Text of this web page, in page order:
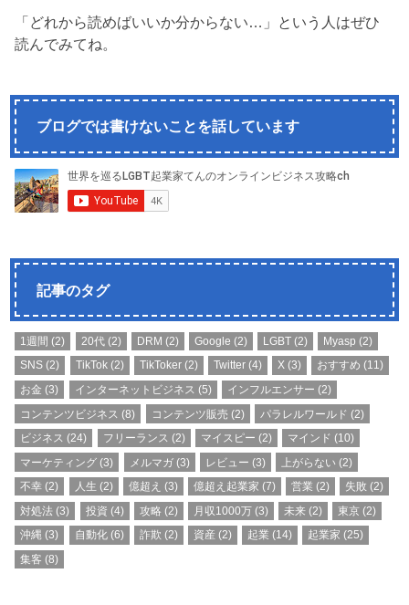
「どれから読めばいいか分からない…」という人はぜひ
読んでみてね。
ブログでは書けないことを話しています
記事のタグ
1週間 (2) 20代 (2) DRM (2) Google (2) LGBT (2) Myasp (2)
SNS (2) TikTok(2) TikToker(2) Twitter (4) X (3) おすすめ (11)
お金 (3) インターネットビジネス (5) インフルエンサー (2)
コンテンツビジネス (8) コンテンツ販売 (2) パラレルワールド (2)
ビジネス (24) フリーランス (2) マイスピー (2) マインド (10)
マーケティング (3) メルマガ(3) レビュー (3) 上がらない (2)
不幸 (2) 人生 (2) 億超え (3) 億超え起業家 (7) 営業 (2) 失敗 (2)
対処法 (3) 投資 (4) 攻略 (2) 月収1000万 (3) 未来 (2) 東京 (2)
沖縄 (3) 自動化(6) 詐欺 (2) 資産 (2) 起業 (14) 起業家 (25)
集客 (8)